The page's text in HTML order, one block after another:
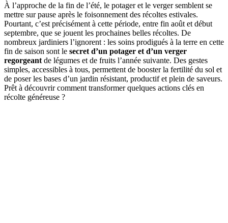
À l’approche de la fin de l’été, le potager et le verger semblent se
mettre sur pause après le foisonnement des récoltes estivales.
Pourtant, c’est précisément à cette période, entre fin août et début
septembre, que se jouent les prochaines belles récoltes. De
nombreux jardiniers l’ignorent : les soins prodigués à la terre en cette
fin de saison sont le secret d’un potager et d’un verger
regorgeant de légumes et de fruits l’année suivante. Des gestes
simples, accessibles à tous, permettent de booster la fertilité du sol et
de poser les bases d’un jardin résistant, productif et plein de saveurs.
Prêt à découvrir comment transformer quelques actions clés en
récolte généreuse ?